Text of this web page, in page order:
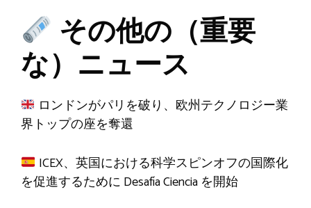
その他の（重要
な）ニュース
ロンドンがパリを破り、欧州テクノロジー業
界トップの座を奪還
ICEX、英国における科学スピンオフの国際化
を促進するために Desafía Ciencia を開始